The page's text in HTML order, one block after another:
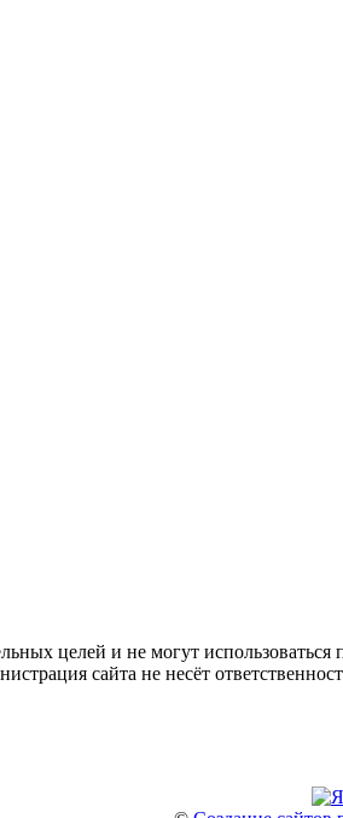
целей и не могут использоваться
сайта не несёт